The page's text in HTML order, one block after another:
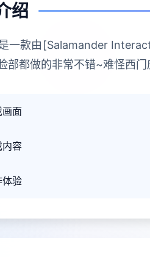
绍
一款由[Salamander
部都做的非常不错~难怪西
画面
内容
体验